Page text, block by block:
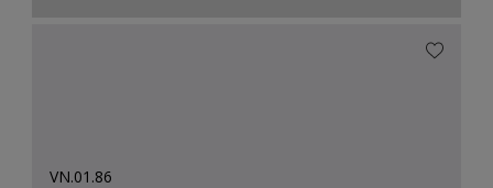
VN.01.86